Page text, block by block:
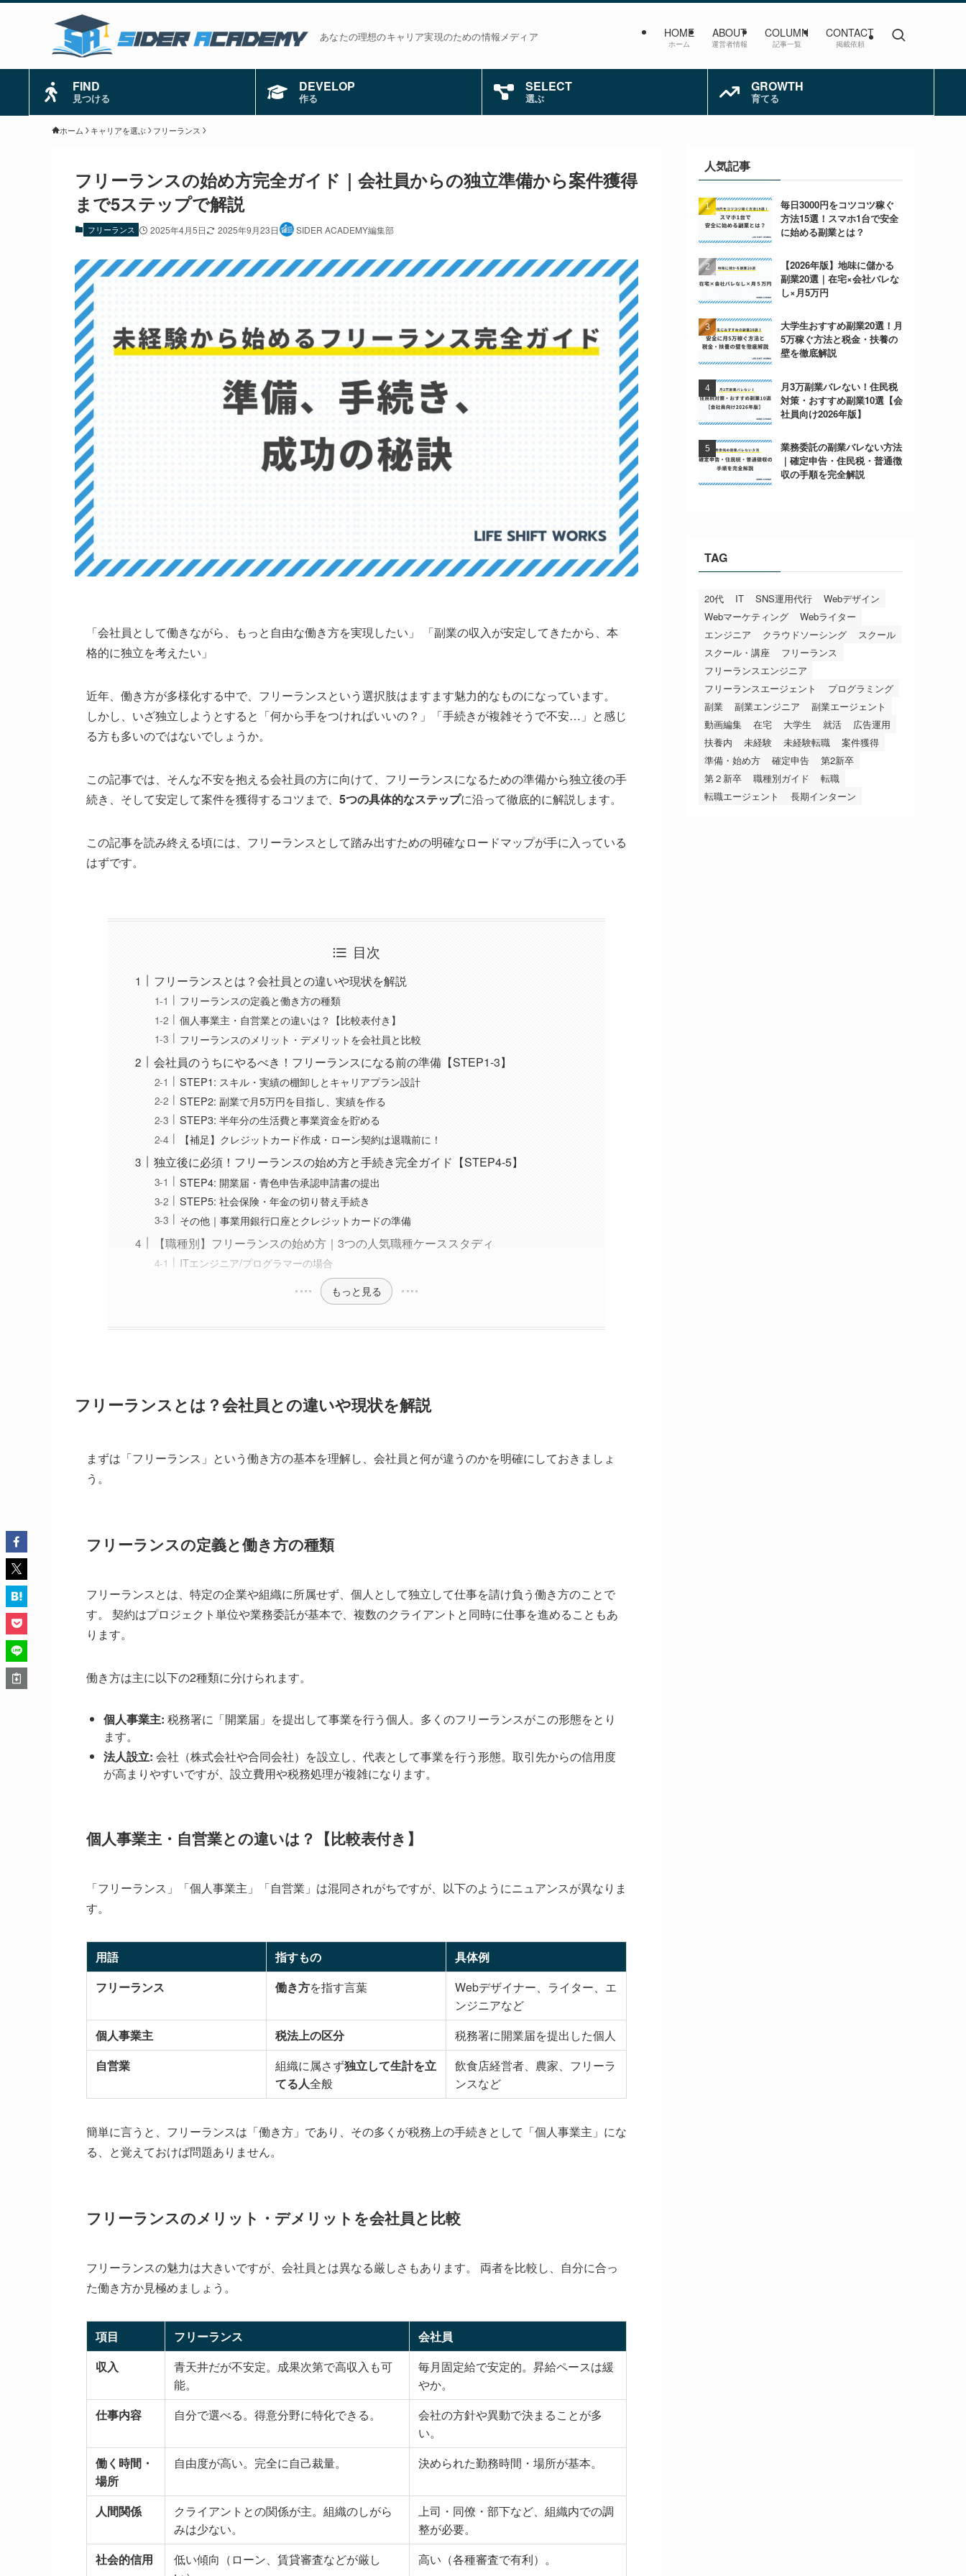
あなたの理想のキャリア実現のための情報メディア HOME
ホーム
ABOUT
運営者情報
COLUMN
記事一覧
CONTACT
掲載依頼
FIND
見つける
DEVELOP
作る
SELECT
選ぶ
GROWTH
育てる
ホーム キャリアを選ぶ フリーランス
フリーランスの始め方完全ガイド｜会社員からの独立準備から案件獲得
まで5ステップで解説
フリーランス 2025年4月5日 2025年9月23日 SIDER ACADEMY編集部
「会社員として働きながら、もっと自由な働き方を実現したい」 「副業の収入が安定してきたから、本
格的に独立を考えたい」
近年、働き方が多様化する中で、フリーランスという選択肢はますます魅力的なものになっています。
しかし、いざ独立しようとすると「何から手をつければいいの？」「手続きが複雑そうで不安…」と感じ
る方も多いのではないでしょうか。
この記事では、そんな不安を抱える会社員の方に向けて、フリーランスになるための準備から独立後の手
続き、そして安定して案件を獲得するコツまで、 5つの具体的なステップに沿って徹底的に解説します。
この記事を読み終える頃には、フリーランスとして踏み出すための明確なロードマップが手に入っている
はずです。
目次
フリーランスとは？会社員との違いや現状を解説
フリーランスの定義と働き方の種類
個人事業主・自営業との違いは？【比較表付き】
フリーランスのメリット・デメリットを会社員と比較
会社員のうちにやるべき！フリーランスになる前の準備【STEP1-3】
STEP1: スキル・実績の棚卸しとキャリアプラン設計
STEP2: 副業で月5万円を目指し、実績を作る
STEP3: 半年分の生活費と事業資金を貯める
【補足】クレジットカード作成・ローン契約は退職前に！
独立後に必須！フリーランスの始め方と手続き完全ガイド【STEP4-5】
STEP4: 開業届・青色申告承認申請書の提出
STEP5: 社会保険・年金の切り替え手続き
その他｜事業用銀行口座とクレジットカードの準備
【職種別】フリーランスの始め方｜3つの人気職種ケーススタディ
ITエンジニア/プログラマーの場合
もっと見る
フリーランスとは？会社員との違いや現状を解説
まずは「フリーランス」という働き方の基本を理解し、会社員と何が違うのかを明確にしておきましょ
う。
フリーランスの定義と働き方の種類
フリーランスとは、特定の企業や組織に所属せず、個人として独立して仕事を請け負う働き方のことで
す。 契約はプロジェクト単位や業務委託が基本で、複数のクライアントと同時に仕事を進めることもあ
ります。
働き方は主に以下の2種類に分けられます。
個人事業主: 税務署に「開業届」を提出して事業を行う個人。多くのフリーランスがこの形態をとり
ます。
法人設立: 会社（株式会社や合同会社）を設立し、代表として事業を行う形態。取引先からの信用度
が高まりやすいですが、設立費用や税務処理が複雑になります。
個人事業主・自営業との違いは？【比較表付き】
「フリーランス」「個人事業主」「自営業」は混同されがちですが、以下のようにニュアンスが異なりま
す。
用語 指すもの
具体例
フリーランス
働き方を指す言葉
Webデザイナー、ライター、エ
ンジニアなど
個人事業主
税法上の区分
税務署に開業届を提出した個人
自営業
組織に属さず独立して生計を立
てる人全般
飲食店経営者、農家、フリーラ
ンスなど
簡単に言うと、フリーランスは「働き方」であり、その多くが税務上の手続きとして「個人事業主」にな
る、と覚えておけば問題ありません。
フリーランスのメリット・デメリットを会社員と比較
フリーランスの魅力は大きいですが、会社員とは異なる厳しさもあります。 両者を比較し、自分に合っ
た働き方か見極めましょう。
項目 フリーランス
会社員
収入
青天井だが不安定。成果次第で高収入も可
能。
毎月固定給で安定的。昇給ペースは緩
やか。
仕事内容
自分で選べる。得意分野に特化できる。
会社の方針や異動で決まることが多
い。
働く時間・
場所
自由度が高い。完全に自己裁量。 決められた勤務時間・場所が基本。
人間関係
クライアントとの関係が主。組織のしがら
みは少ない。
上司・同僚・部下など、組織内での調
整が必要。
社会的信用
低い傾向（ローン、賃貸審査などが厳し
高い（各種審査で有利）。
人気記事
毎日3000円をコツコツ稼ぐ
方法15選！スマホ1台で安全
に始める副業とは？
【2026年版】地味に儲かる
副業20選｜在宅×会社バレな
し×月5万円
大学生おすすめ副業20選！月
5万稼ぐ方法と税金・扶養の
壁を徹底解説
月3万副業バレない！住民税
対策・おすすめ副業10選【会
社員向け2026年版】
業務委託の副業バレない方法
｜確定申告・住民税・普通徴
収の手順を完全解説
TAG
20代 IT SNS運用代行
Webデザイン
Webマーケティング
Webライター
エンジニア
クラウドソーシング
スクール
スクール・講座
フリーランス
フリーランスエンジニア
フリーランスエージェント
プログラミング
副業
副業エンジニア
副業エージェント
動画編集
在宅 大学生 就活
広告運用
扶養内
未経験 未経験転職
案件獲得
準備・始め方
確定申告
第2新卒
第２新卒
職種別ガイド
転職
転職エージェント
長期インターン